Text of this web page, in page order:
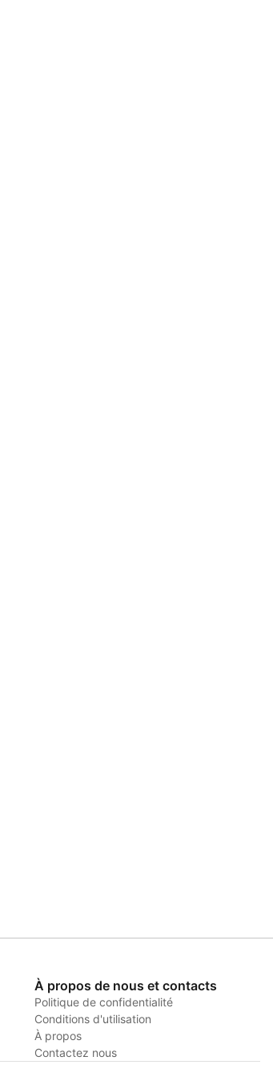
À propos de nous et contacts
Politique de confidentialité
Conditions d'utilisation
À propos
Contactez nous